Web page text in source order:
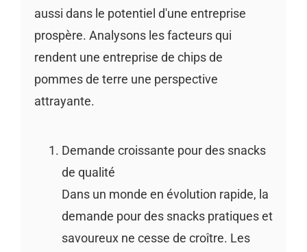
aussi dans le potentiel d'une entreprise
prospère. Analysons les facteurs qui
rendent une entreprise de chips de
pommes de terre une perspective
attrayante.
Demande croissante pour des snacks
de qualité
Dans un monde en évolution rapide, la
demande pour des snacks pratiques et
savoureux ne cesse de croître. Les